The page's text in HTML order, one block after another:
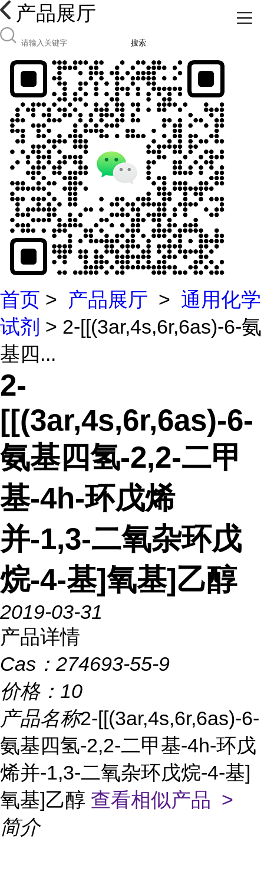
产品展厅
搜索
首页 > 产品展厅 > 通用化学
试剂 > 2-[[(3ar,4s,6r,6as)-6-氨
基四...
2-
[[(3ar,4s,6r,6as)-6-
氨基四氢-2,2-二甲
基-4h-环戊烯
并-1,3-二氧杂环戊
烷-4-基]氧基]乙醇
2019-03-31
产品详情
Cas： 274693-55-9
价格： 10
产品名称2-[[(3ar,4s,6r,6as)-6-
氨基四氢-2,2-二甲基-4h-环戊
烯并-1,3-二氧杂环戊烷-4-基]
氧基]乙醇 查看相似产品 >
简介